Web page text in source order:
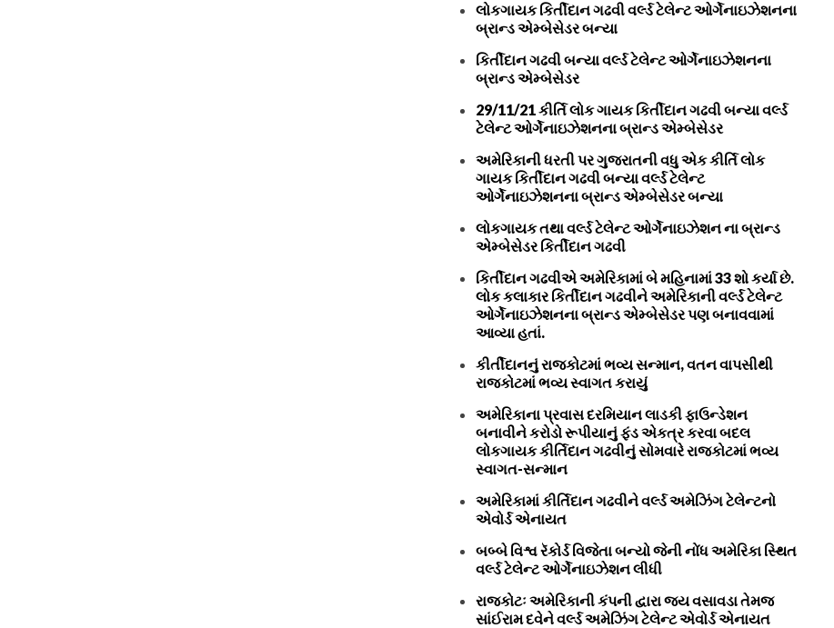
લોકગાયક કિર્તીદાન ગઢવી વર્લ્ડ ટેલેન્ટ ઓર્ગેનાઇઝેશનના
બ્રાન્ડ એમ્બેસેડર બન્યા
કિર્તીદાન ગઢવી બન્યા વર્લ્ડ ટેલેન્ટ ઓર્ગેનાઇઝેશનના
બ્રાન્ડ એમ્બેસેડર
29/11/21 કીર્તિ લોક ગાયક કિર્તીદાન ગઢવી બન્યા વર્લ્ડ
ટેલેન્ટ ઓર્ગેનાઇઝેશનના બ્રાન્ડ એમ્બેસેડર
અમેરિકાની ધરતી પર ગુજરાતની વધુ એક કીર્તિ લોક
ગાયક કિર્તીદાન ગઢવી બન્યા વર્લ્ડ ટેલેન્ટ
ઓર્ગેનાઇઝેશનના બ્રાન્ડ એમ્બેસેડર બન્યા
લોકગાયક તથા વર્લ્ડ ટેલેન્ટ ઓર્ગેનાઇઝેશન ના બ્રાન્ડ
એમ્બેસેડર કિર્તીદાન ગઢવી
કિર્તીદાન ગઢવીએ અમેરિકામાં બે મહિનામાં 33 શો કર્યા છે.
લોક કલાકાર કિર્તીદાન ગઢવીને અમેરિકાની વર્લ્ડ ટેલેન્ટ
ઓર્ગેનાઇઝેશનના બ્રાન્ડ એમ્બેસેડર પણ બનાવવામાં
આવ્યા હતાં.
કીર્તીદાનનું રાજકોટમાં ભવ્ય સન્માન, વતન વાપસીથી
રાજકોટમાં ભવ્ય સ્વાગત કરાયું
અમેરિકાના પ્રવાસ દરમિયાન લાડકી ફાઉન્ડેશન
બનાવીને કરોડો રૂપીયાનું ફંડ એકત્ર કરવા બદલ
લોકગાયક કીર્તિદાન ગઢવીનું સોમવારે રાજકોટમાં ભવ્ય
સ્વાગત-સન્માન
અમેરિકામાં કીર્તિદાન ગઢવીને વર્લ્ડ અમેઝિંગ ટેલેન્ટનો
એવોર્ડ એનાયત
બબ્બે વિશ્વ રૅકોર્ડ વિજેતા બન્યો જેની નોંધ અમેરિકા સ્થિત
વર્લ્ડ ટેલેન્ટ ઓર્ગેનાઇઝેશન લીધી
રાજકોટઃ અમેરિકાની કંપની દ્વારા જય વસાવડા તેમજ
સાંઈરામ દવેને વર્લ્ડ અમેઝિંગ ટેલેન્ટ એવોર્ડ એનાયત